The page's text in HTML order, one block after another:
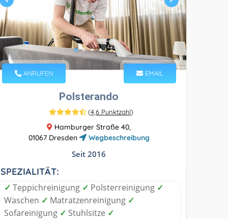
ANRUFEN EMAIL
Polsterando
(4,6 Punktzahl)
Hamburger Straße 40,
01067 Dresden
Wegbeschreibung
Seit 2016
SPEZIALITÄT:
✓ Teppichreinigung ✓ Polsterreinigung ✓
Waschen ✓ Matratzenreinigung ✓
Sofareinigung ✓ Stuhlsitze ✓